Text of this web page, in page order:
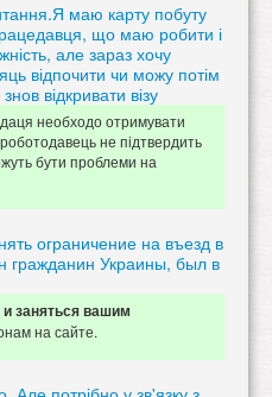
маю карту побуту
що маю робити і
але зараз хочу
відпочити чи можу потім
відкривати візу
необходо отримувати
не підтвердить
бути проблеми на
ограничение на въезд в
гражданин Украины, был в
заняться вашим
на сайте.